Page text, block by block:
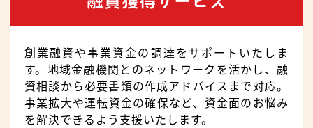
創業融資や事業資金の調達をサポートいたしま
す。地域金融機関とのネットワークを活かし、融
資相談から必要書類の作成アドバイスまで対応。
事業拡大や運転資金の確保など、資金面のお悩み
を解決できるよう支援いたします。